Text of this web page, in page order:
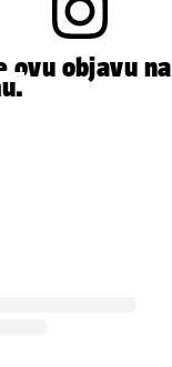
ovu objavu na